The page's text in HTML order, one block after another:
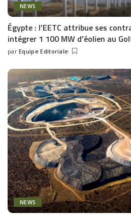
NEWS
Égypte : l’EETC attribue ses
intégrer 1 100 MW d’éolien au
Posted
par Equipe Editoriale
NEWS